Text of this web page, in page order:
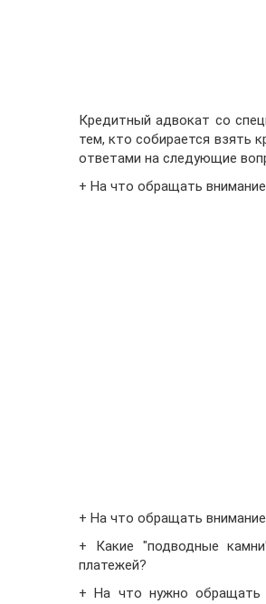
Кредитный адвокат со
тем, кто собирается взять
ответами на следующие
+ На что обращать
+ На что обращать
+ Какие "подводные
платежей?
+ На что нужно обращать